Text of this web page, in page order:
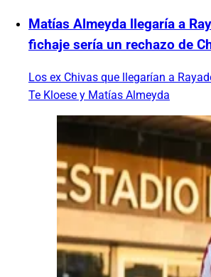
Matías Almeyda llegaría a
fichaje sería un rechazo de
Los ex Chivas que llegarían a
Te Kloese y Matías Almeyda